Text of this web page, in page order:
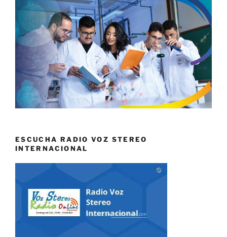
ESCUCHA RADIO VOZ STEREO
INTERNACIONAL